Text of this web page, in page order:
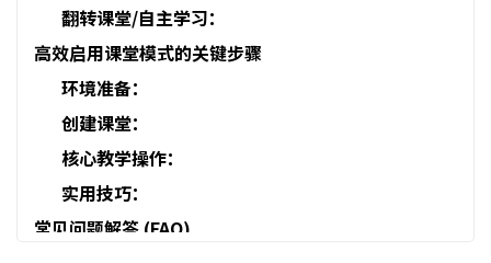
翻转课堂/自主学习：
高效启用课堂模式的关键步骤
环境准备：
创建课堂：
核心教学操作：
实用技巧：
常见问题解答 (FAQ)